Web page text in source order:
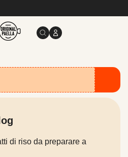
di riso da preparare a